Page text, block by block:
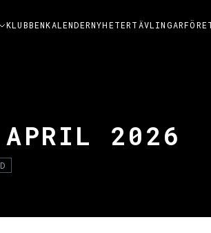
KLUBBENKALENDERNYHETERTÄVLINGAR
APRIL 2026